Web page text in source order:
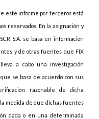
este informe por terceros está
reservados. En la asignación y
S.A. se basa en información
y de otras fuentes que FIX
lleva a cabo una investigación
se basa de acuerdo con sus
razonable de dicha
medida de que dichas fuentes
dada o en una determinada